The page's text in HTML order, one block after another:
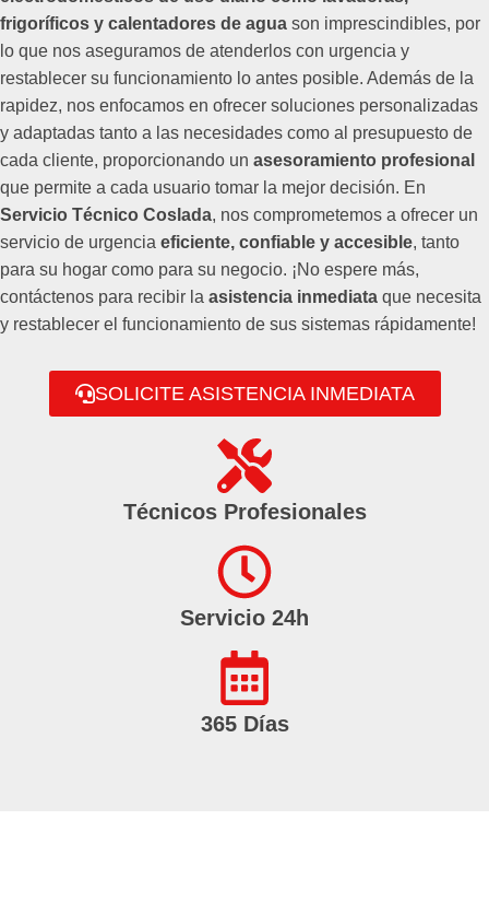
frigoríficos y calentadores de agua son imprescindibles, por
lo que nos aseguramos de atenderlos con urgencia y
restablecer su funcionamiento lo antes posible. Además de la
rapidez, nos enfocamos en ofrecer soluciones personalizadas
y adaptadas tanto a las necesidades como al presupuesto de
cada cliente, proporcionando un asesoramiento profesional
que permite a cada usuario tomar la mejor decisión. En
Servicio Técnico Coslada, nos comprometemos a ofrecer un
servicio de urgencia eficiente, confiable y accesible, tanto
para su hogar como para su negocio. ¡No espere más,
contáctenos para recibir la asistencia inmediata que necesita
y restablecer el funcionamiento de sus sistemas rápidamente!
SOLICITE ASISTENCIA INMEDIATA
Técnicos Profesionales
Servicio 24h
365 Días